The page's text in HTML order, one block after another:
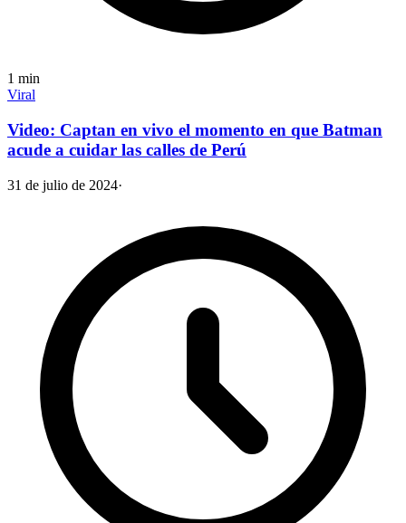
1 min
Viral
Video: Captan en vivo el momento en que Batman
acude a cuidar las calles de Perú
31 de julio de 2024·